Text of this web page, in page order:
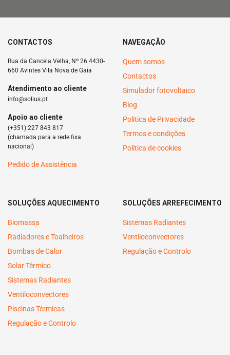
CONTACTOS
Rua da Cancela Velha, Nº 26 4430-
660 Avintes Vila Nova de Gaia
Atendimento ao cliente
info@solius.pt
Apoio ao cliente
(+351) 227 843 817
(chamada para a rede fixa
nacional)
Pedido de Assistência
NAVEGAÇÃO
Quem somos
Contactos
Simulador fotovoltaico
Blog
Politica de Privacidade
Termos e condições
Política de cookies
SOLUÇÕES AQUECIMENTO
Biomassa
Radiadores e Toalheiros
Bombas de Calor
Solar Térmico
Sistemas Radiantes
Ventiloconvectores
Piscinas Térmicas
Regulação e Controlo
SOLUÇÕES ARREFECIMENTO
Sistemas Radiantes
Ventiloconvectores
Regulação e Controlo